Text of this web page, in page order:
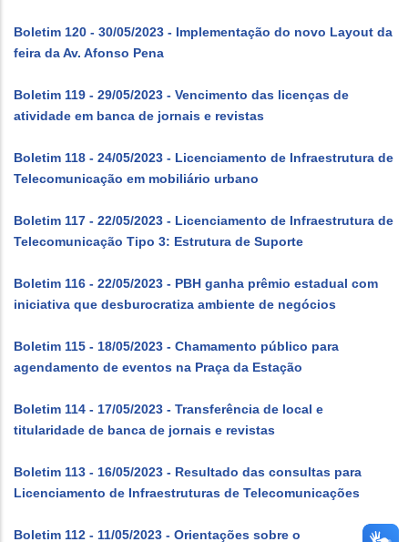
Boletim 120 - 30/05/2023 - Implementação do novo Layout da
feira da Av. Afonso Pena
Boletim 119 - 29/05/2023 - Vencimento das licenças de
atividade em banca de jornais e revistas
Boletim 118 - 24/05/2023 - Licenciamento de Infraestrutura de
Telecomunicação em mobiliário urbano
Boletim 117 - 22/05/2023 - Licenciamento de Infraestrutura de
Telecomunicação Tipo 3: Estrutura de Suporte
Boletim 116 - 22/05/2023 - PBH ganha prêmio estadual com
iniciativa que desburocratiza ambiente de negócios
Boletim 115 - 18/05/2023 - Chamamento público para
agendamento de eventos na Praça da Estação
Boletim 114 - 17/05/2023 - Transferência de local e
titularidade de banca de jornais e revistas
Boletim 113 - 16/05/2023 - Resultado das consultas para
Licenciamento de Infraestruturas de Telecomunicações
Boletim 112 - 11/05/2023 - Orientações sobre o